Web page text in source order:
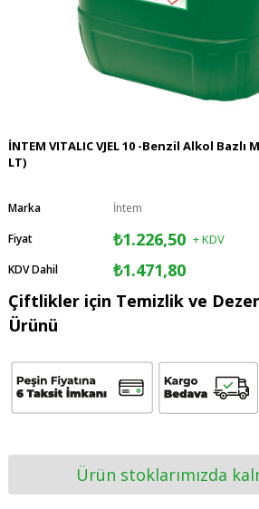
İNTEM VITALIC VJEL 10 -Benzil Alkol Bazlı
LT)
Marka
İntem
Fiyat
₺1.226,50 + KDV
KDV Dahil
₺1.471,80
Çiftlikler için Temizlik ve
Ürünü
Ürün stoklarımızda